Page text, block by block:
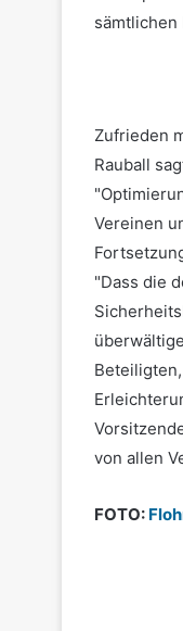
sämtlichen
Zufrieden
Rauball
Vereinen
"Dass die
von allen
FOTO: